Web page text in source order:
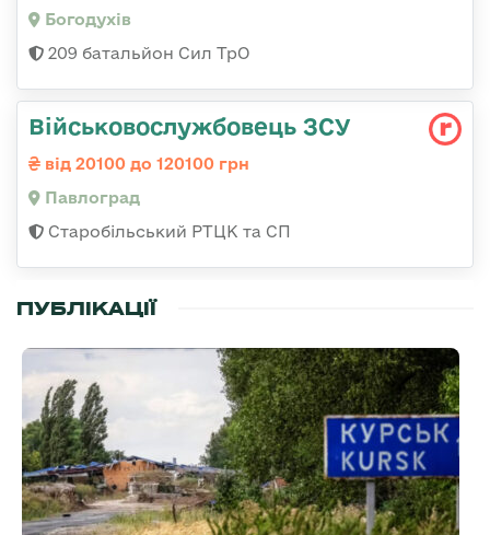
Богодухів
209 батальйон Сил ТрО
Військовослужбовець ЗСУ
від 20100 до 120100 грн
Павлоград
Старобільський РТЦК та СП
ПУБЛІКАЦІЇ